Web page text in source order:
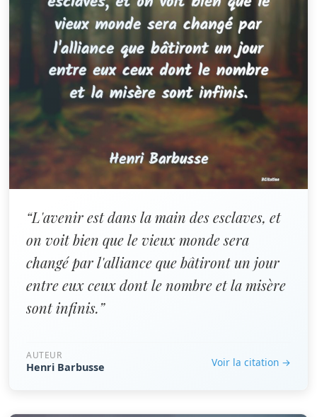
“L'avenir est dans la main des esclaves, et
on voit bien que le vieux monde sera
changé par l'alliance que bâtiront un jour
entre eux ceux dont le nombre et la misère
sont infinis.”
AUTEUR
Henri Barbusse Voir la citation →